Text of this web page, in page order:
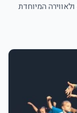
ולאווירה המיוחדת